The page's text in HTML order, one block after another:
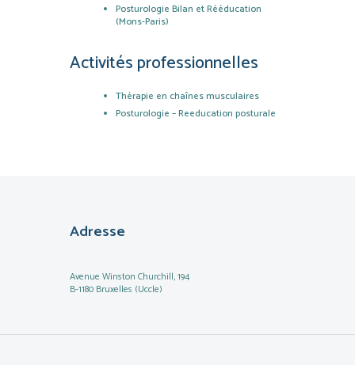
Posturologie Bilan et Rééducation
(Mons-Paris)
Activités professionnelles
Thérapie en chaînes musculaires
Posturologie – Reeducation posturale
Adresse
Avenue Winston Churchill, 194
B-1180 Bruxelles (Uccle)